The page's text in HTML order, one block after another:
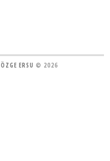
ÖZGE ERSU © 2026